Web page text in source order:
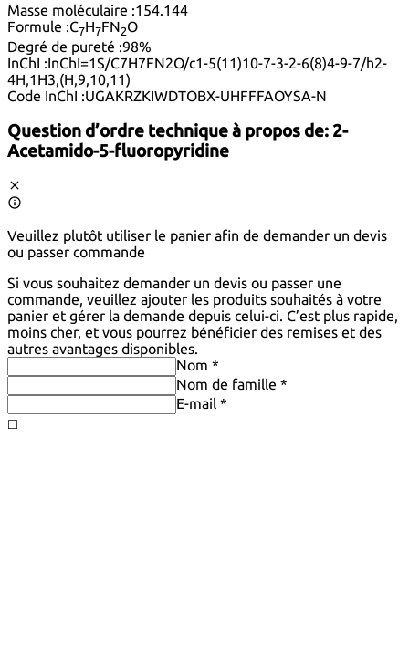
Masse moléculaire :154.144
Formule :C7H7FN2O
Degré de pureté :98%
InChI :InChI=1S/C7H7FN2O/c1-5(11)10-7-3-2-6(8)4-9-7/h2-
4H,1H3,(H,9,10,11)
Code InChI :UGAKRZKIWDTOBX-UHFFFAOYSA-N
Question d’ordre technique à propos de: 2-
Acetamido-5-fluoropyridine
Veuillez plutôt utiliser le panier afin de demander un devis
ou passer commande
Si vous souhaitez demander un devis ou passer une
commande, veuillez ajouter les produits souhaités à votre
panier et gérer la demande depuis celui-ci. C’est plus rapide,
moins cher, et vous pourrez bénéficier des remises et des
autres avantages disponibles.
Nom *
Nom de famille *
E-mail *
◻️